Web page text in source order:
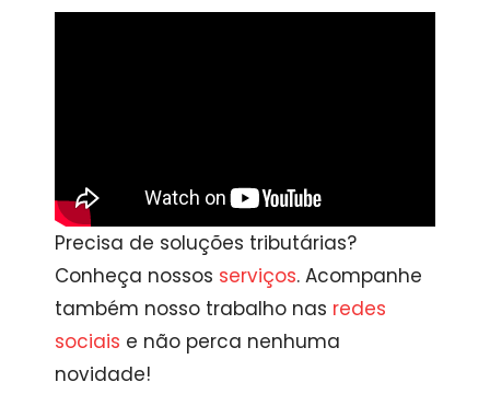
Precisa de soluções tributárias?
Conheça nossos serviços. Acompanhe
também nosso trabalho nas redes
sociais e não perca nenhuma
novidade!